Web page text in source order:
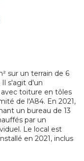
sur un terrain de 6
Il s'agit d'un
toiture en tôles
de l'A84. En 2021,
un bureau de 13
par un
Le local est
en 2021, inclus